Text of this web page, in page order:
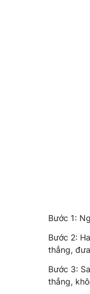
Bước 1:
Bước 2:
thẳng,
Bước 3:
thẳng,